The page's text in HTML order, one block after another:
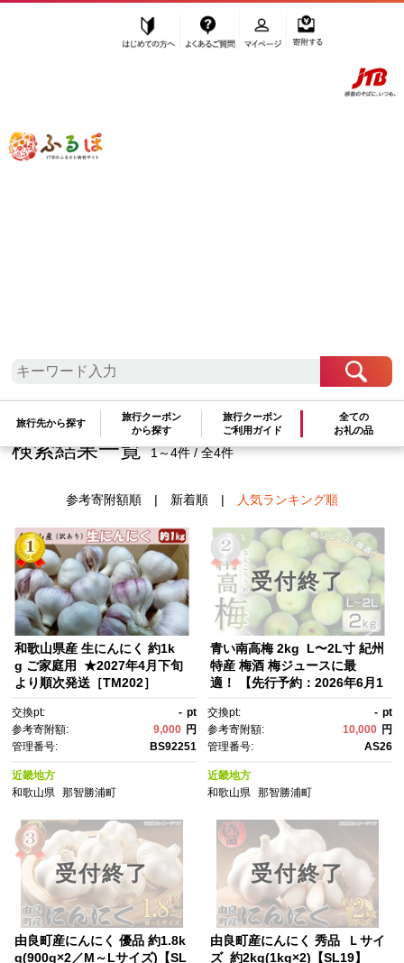
ふるぽ JTBのふるさと納税サイト
旅行先から探す
旅行クーポン
から探す
旅行クーポン
ご利用ガイド
全ての
お礼の品
検索結果一覧 1～4件 / 全4件
参考寄附額順| 新着順| 人気ランキング順
和歌山県産 生にんにく 約1k
g ご家庭用 ★2027年4月下旬
より順次発送［TM202］
交換pt: - pt
参考寄附額:
9,000 円
管理番号:
BS92251
近畿地方
和歌山県
那智勝浦町
受付終了
青い南高梅 2kg L〜2L寸 紀州
特産 梅酒 梅ジュースに最
適！ 【先行予約：2026年6月1
交換pt: - pt
参考寄附額:
10,000 円
管理番号:
AS26
近畿地方
和歌山県 那智勝浦町
受付終了
由良町産にんにく 優品 約1.8k
g(900g×2／M～Lサイズ)【SL
受付終了
由良町産にんにく 秀品 Ｌサイ
ズ 約2kg(1kg×2)【SL19】